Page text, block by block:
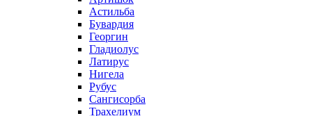
Астильба
Бувардия
Георгин
Гладиолус
Латирус
Нигела
Рубус
Сангисорба
Трахелиум